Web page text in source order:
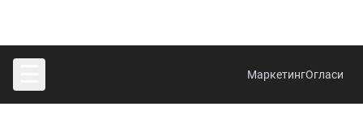
МаркетингОгласи